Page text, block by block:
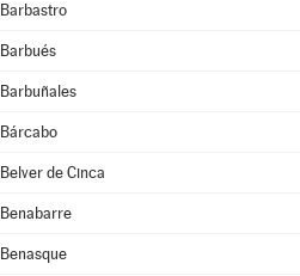
Barbastro
Barbués
Barbuñales
Bárcabo
Belver de Cinca
Benabarre
Benasque